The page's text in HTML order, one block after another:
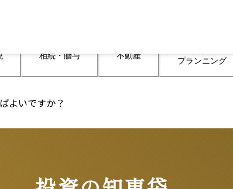
相続・贈与 不動産
プランニング
よいですか？